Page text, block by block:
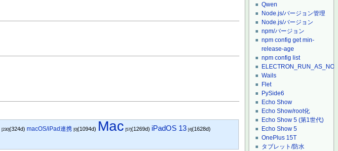
[230](324d)macOS/iPad連携 [0](1094d) Mac [57](1269d) iPadOS 13 [4](1628d)
Qwen
Node.js/バージョン管理
Node.js/バージョン
npm/バージョン
npm config get min-
release-age
npm config list
Wails
Flet
PySide6
Echo Show
Echo Show/root化
Echo Show 5 (第1世代)
Echo Show 5
OnePlus 15T
タブレット/防水